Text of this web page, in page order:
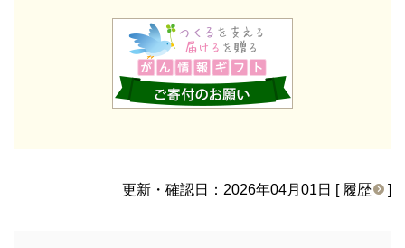
更新・確認日：2026年04月01日 [ 履歴 ]